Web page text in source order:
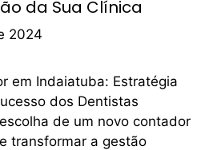
da Sua Clínica
2024
em Indaiatuba: Estratégia
dos Dentistas
de um novo contador
transformar a gestão